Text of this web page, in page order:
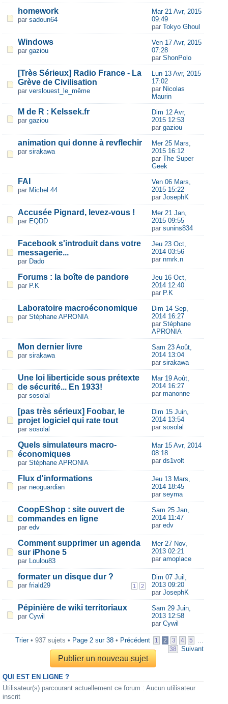
homework
par sadoun64
Mar 21 Avr, 2015
09:49
par Tokyo Ghoul
Windows
par gaziou
Ven 17 Avr, 2015
07:28
par ShonPolo
[Très Sérieux] Radio France - La
Grève de Civilisation
par verslouest_le_même
Lun 13 Avr, 2015
17:02
par Nicolas
Maurin
M de R : Kelssek.fr
par gaziou
Dim 12 Avr,
2015 12:53
par gaziou
animation qui donne à revflechir
par sirakawa
Mer 25 Mars,
2015 16:12
par The Super
Geek
FAI
par Michel 44
Ven 06 Mars,
2015 15:22
par JosephK
Accusée Pignard, levez-vous !
par EQDD
Mer 21 Jan,
2015 09:55
par sunins834
Facebook s'introduit dans votre
messagerie...
par Dado
Jeu 23 Oct,
2014 03:56
par nmrk.n
Forums : la boîte de pandore
par P.K
Jeu 16 Oct,
2014 12:40
par P.K
Laboratoire macroéconomique
par Stéphane APRONIA
Dim 14 Sep,
2014 16:27
par Stéphane
APRONIA
Mon dernier livre
par sirakawa
Sam 23 Août,
2014 13:04
par sirakawa
Une loi liberticide sous prétexte
de sécurité... En 1933!
par sosolal
Mar 19 Août,
2014 16:27
par manonne
[pas très sérieux] Foobar, le
projet logiciel qui rate tout
par sosolal
Dim 15 Juin,
2014 13:54
par sosolal
Quels simulateurs macro-
économiques
par Stéphane APRONIA
Mar 15 Avr, 2014
08:18
par ds1volt
Flux d'informations
par neoguardian
Jeu 13 Mars,
2014 18:45
par seyma
CoopEShop : site ouvert de
commandes en ligne
par edv
Sam 25 Jan,
2014 11:47
par edv
Comment supprimer un agenda
sur iPhone 5
par Loulou83
Mer 27 Nov,
2013 02:21
par amoplace
formater un disque dur ?
1 2
par friald29
Dim 07 Juil,
2013 09:20
par JosephK
Pépinière de wiki territoriaux
par Cywil
Sam 29 Juin,
2013 12:58
par Cywil
Trier• 937 sujets • Page 2 sur 38 • Précédent 1 2 3 4 5 ...
38 Suivant
Publier un nouveau sujet
QUI EST EN LIGNE ?
Utilisateur(s) parcourant actuellement ce forum : Aucun utilisateur
inscrit